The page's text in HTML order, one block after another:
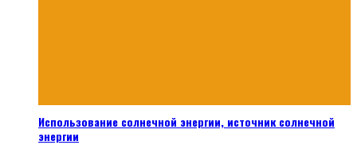
Использование солнечной энергии, источник солнечной
энергии